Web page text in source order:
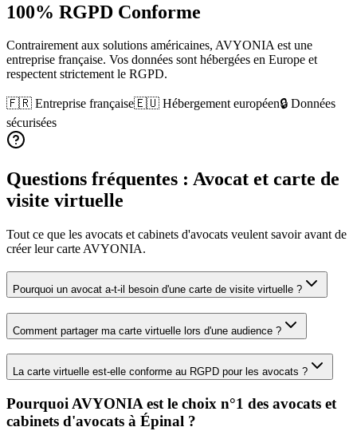
100% RGPD Conforme
Contrairement aux solutions américaines, AVYONIA est une
entreprise française. Vos données sont hébergées en Europe et
respectent strictement le RGPD.
🇫🇷 Entreprise française🇪🇺 Hébergement européen🔒 Données
sécurisées
Questions fréquentes : Avocat et carte de
visite virtuelle
Tout ce que les avocats et cabinets d'avocats veulent savoir avant de
créer leur carte AVYONIA.
Pourquoi un avocat a-t-il besoin d'une carte de visite virtuelle ?
Comment partager ma carte virtuelle lors d'une audience ?
La carte virtuelle est-elle conforme au RGPD pour les avocats ?
Pourquoi AVYONIA est le choix n°1 des avocats et
cabinets d'avocats à Épinal ?